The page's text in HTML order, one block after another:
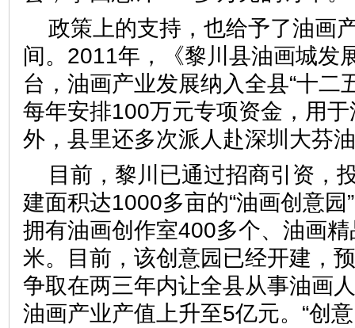
政策上的支持，也给予了油画
间。2011年，《黎川县油画城发
台，油画产业发展纳入全县“十二
每年安排100万元专项资金，用
外，县里还多次派人赴深圳大
目前，黎川已通过招商引资，
建面积达1000多亩的“油画创意园
拥有油画创作室400多个、油画
米。目前，该创意园已经开建，
争取在两三年内让全县从事油画
油画产业产值上升至5亿元。“创